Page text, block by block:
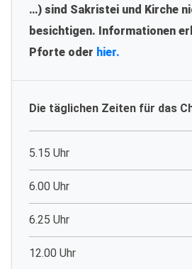
…) sind Sakristei und Kirche
besichtigen. Informationen
Pforte oder hier.
Die täglichen Zeiten für das
5.15 Uhr
6.00 Uhr
6.25 Uhr
12.00 Uhr